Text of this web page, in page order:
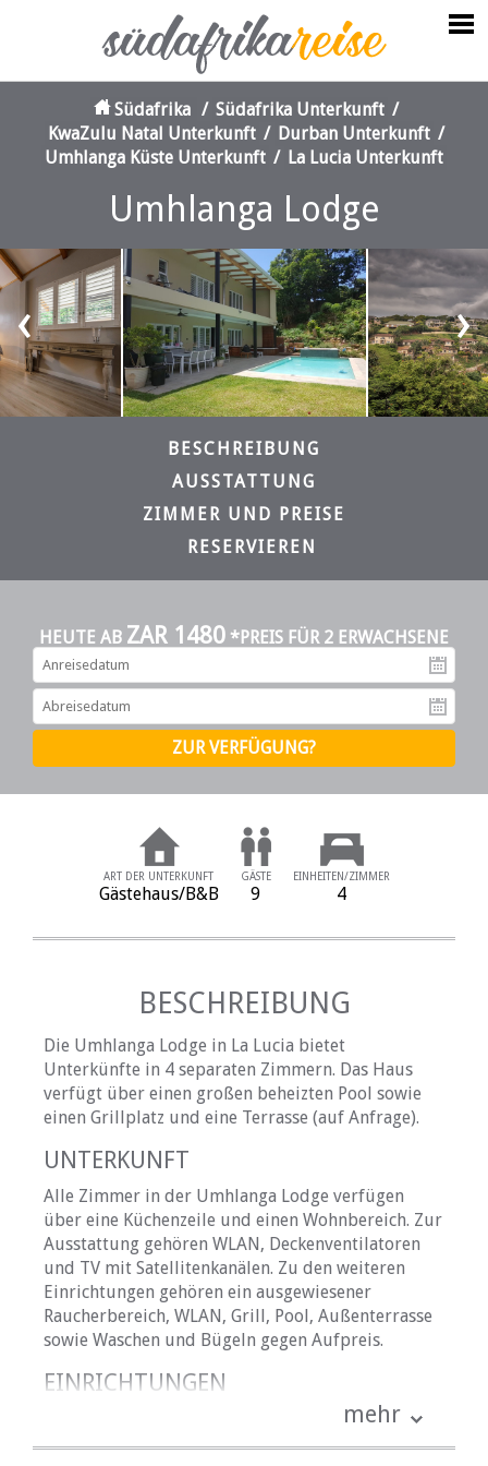
Südafrika / Südafrika Unterkunft /
KwaZulu Natal Unterkunft / Durban Unterkunft /
Umhlanga Küste Unterkunft / La Lucia Unterkunft
Umhlanga Lodge
‹ ›
BESCHREIBUNG
AUSSTATTUNG
ZIMMER UND PREISE
RESERVIEREN
HEUTE AB ZAR 1480 *PREIS FÜR 2 ERWACHSENE
ART DER UNTERKUNFT
Gästehaus/B&B
GÄSTE
9
EINHEITEN/ZIMMER
4
BESCHREIBUNG
Die Umhlanga Lodge in La Lucia bietet
Unterkünfte in 4 separaten Zimmern. Das Haus
verfügt über einen großen beheizten Pool sowie
einen Grillplatz und eine Terrasse (auf Anfrage).
UNTERKUNFT
Alle Zimmer in der Umhlanga Lodge verfügen
über eine Küchenzeile und einen Wohnbereich. Zur
Ausstattung gehören WLAN, Deckenventilatoren
und TV mit Satellitenkanälen. Zu den weiteren
Einrichtungen gehören ein ausgewiesener
Raucherbereich, WLAN, Grill, Pool, Außenterrasse
sowie Waschen und Bügeln gegen Aufpreis.
EINRICHTUNGEN
• Gratis Wifi
mehr